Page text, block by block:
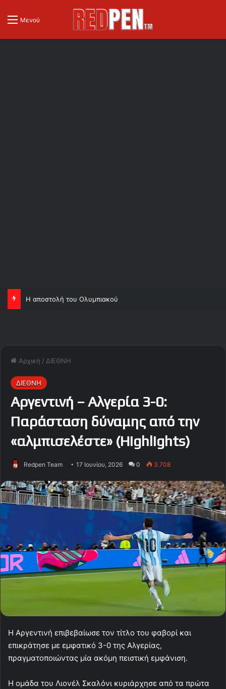
Μενού
Η αποστολή του Ολυμπιακού
Αρχική / ΔΙΕΘΝΗ
ΔΙΕΘΝΗ
Αργεντινή – Αλγερία 3-0:
Παράσταση δύναμης από την
«αλμπισελέστε» (Highlights)
Redpen Team 17 Ιουνίου, 2026 0 3.708
Η Αργεντινή επιβεβαίωσε τον τίτλο του φαβορί και
επικράτησε με εμφατικό 3-0 της Αλγερίας,
πραγματοποιώντας μία ακόμη πειστική εμφάνιση.
Η ομάδα του Λιονέλ Σκαλόνι κυριάρχησε από τα πρώτα